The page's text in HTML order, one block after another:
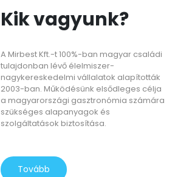
Kik vagyunk?
A Mirbest Kft.-t 100%-ban magyar családi
tulajdonban lévő élelmiszer-
nagykereskedelmi vállalatok alapították
2003-ban. Működésünk elsődleges célja
a magyarországi gasztronómia számára
szükséges alapanyagok és
szolgáltatások biztosítása.
Tovább